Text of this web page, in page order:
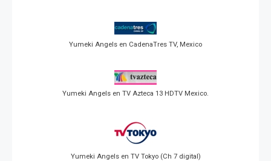
Yumeki Angels en CadenaTres TV, Mexico
Yumeki Angels en TV Azteca 13 HDTV Mexico.
Yumeki Angels en TV Tokyo (Ch 7 digital)